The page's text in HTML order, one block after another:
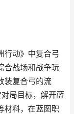
行动》中复合弓
合战场和战争玩
装复合弓的流
局目标，解开蓝
材料，在蓝图职